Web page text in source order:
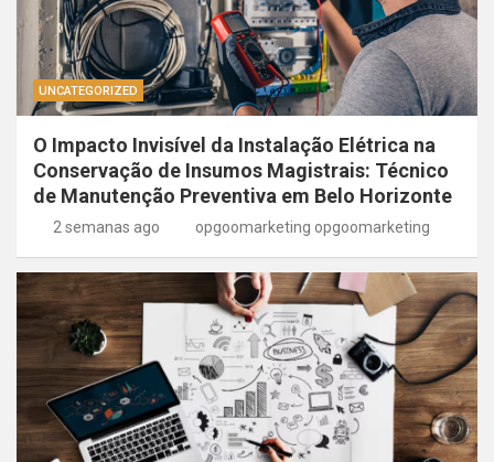
UNCATEGORIZED
O Impacto Invisível da Instalação Elétrica na
Conservação de Insumos Magistrais: Técnico
de Manutenção Preventiva em Belo Horizonte
2 semanas ago opgoomarketing opgoomarketing